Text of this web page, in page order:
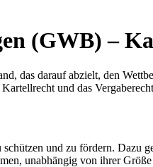
(GWB) –
das darauf abzielt, den
und das
und zu fördern.
unabhängig von ihrer